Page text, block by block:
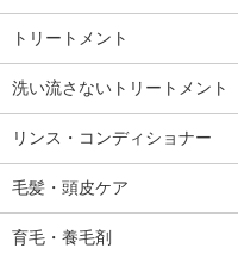
トリートメント
洗い流さないトリートメント
リンス・コンディショナー
毛髪・頭皮ケア
育毛・養毛剤